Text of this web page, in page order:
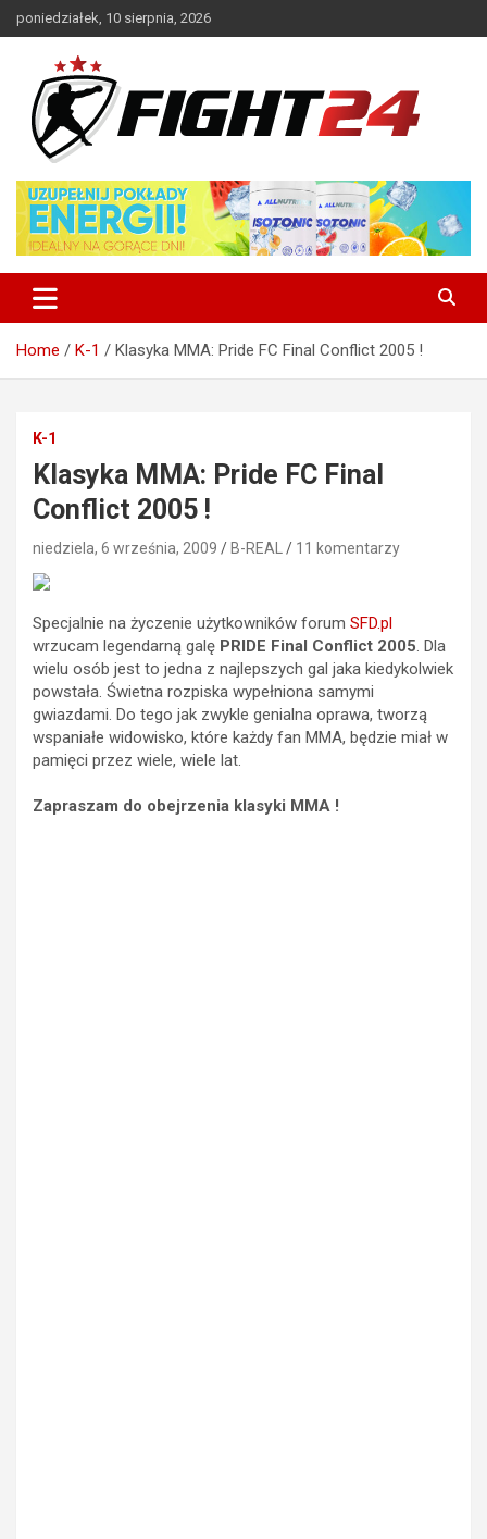
to
poniedziałek, 10 sierpnia, 2026
FIGHT24.PL – MMA i K-1, UFC
Home K-1 Klasyka MMA: Pride FC Final Conflict 2005 !
K-1
Klasyka MMA: Pride FC Final
Conflict 2005 !
niedziela, 6 września, 2009 B-REAL 11 komentarzy
Specjalnie na życzenie użytkowników forum SFD.pl
wrzucam legendarną galę PRIDE Final Conflict 2005. Dla
wielu osób jest to jedna z najlepszych gal jaka kiedykolwiek
powstała. Świetna rozpiska wypełniona samymi
gwiazdami. Do tego jak zwykle genialna oprawa, tworzą
wspaniałe widowisko, które każdy fan MMA, będzie miał w
pamięci przez wiele, wiele lat.
Zapraszam do obejrzenia klasyki MMA !